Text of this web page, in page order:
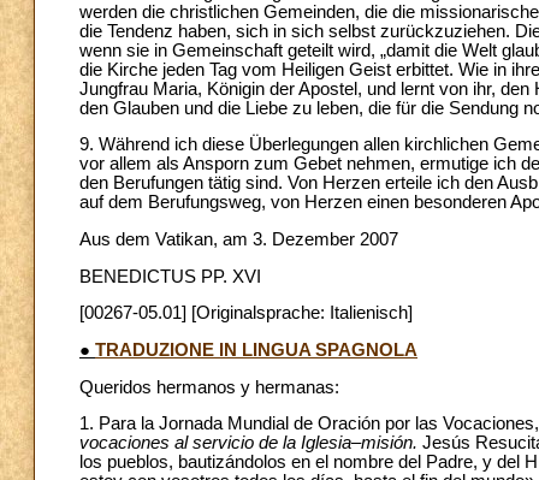
werden die christlichen Gemeinden, die die
die Tendenz haben, sich in sich selbst zurückzuziehen.
wenn sie in Gemeinschaft geteilt wird, „damit die Welt
die Kirche jeden Tag vom Heiligen Geist erbittet. Wie in
Jungfrau Maria, Königin der Apostel, und lernt von ihr,
den Glauben und die Liebe zu leben, die für die Sendung
9. Während ich diese Überlegungen allen kirchlichen
vor allem als Ansporn zum Gebet nehmen, ermutige ich
den Berufungen tätig sind. Von Herzen erteile ich den
auf dem Berufungsweg, von Herzen einen besonderen
Aus dem Vatikan, am 3. Dezember 2007
BENEDICTUS PP. XVI
[00267-05.01] [Originalsprache: Italienisch]
● TRADUZIONE IN LINGUA SPAGNOLA
Queridos hermanos y hermanas:
1. Para la Jornada Mundial de Oración por las
vocaciones al servicio de la Iglesia–misión. Jesús
los pueblos, bautizándolos en el nombre del Padre, y del